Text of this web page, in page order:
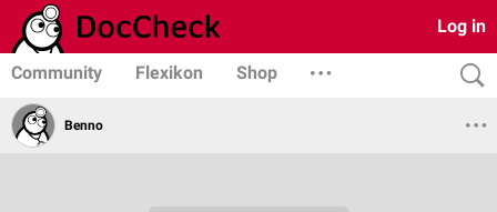
Log in
Community Flexikon Shop
Benno